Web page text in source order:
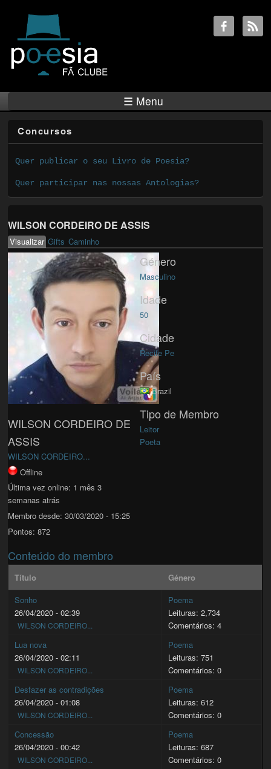
☰ Menu
Concursos
Quer publicar o seu Livro de Poesia?
Quer participar nas nossas Antologias?
WILSON CORDEIRO DE ASSIS
Primary tabs
Visualizar(active tab)
Gifts Caminho
WILSON CORDEIRO DE
ASSIS
WILSON CORDEIRO...
Offline
Última vez online: 1 mês 3
semanas atrás
Membro desde: 30/03/2020 - 15:25
Pontos: 872
Género
Masculino
Idade
50
Cidade
Recife Pe
País
Brazil
Tipo de Membro
Leitor
Poeta
Conteúdo do membro
Título
Género
Sonho
26/04/2020 - 02:39
WILSON CORDEIRO...
Poema
Leituras: 2,734
Comentários: 4
Lua nova
26/04/2020 - 02:11
WILSON CORDEIRO...
Poema
Leituras: 751
Comentários: 0
Desfazer as contradições
26/04/2020 - 01:08
WILSON CORDEIRO...
Poema
Leituras: 612
Comentários: 0
Concessão
26/04/2020 - 00:42
WILSON CORDEIRO...
Poema
Leituras: 687
Comentários: 0